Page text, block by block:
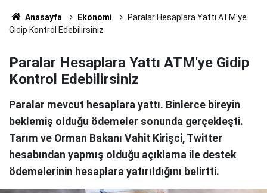
Anasayfa Ekonomi
Paralar Hesaplara Yattı ATM'ye
Gidip Kontrol Edebilirsiniz
Paralar Hesaplara Yattı ATM'ye Gidip
Kontrol Edebilirsiniz
Paralar mevcut hesaplara yattı. Binlerce bireyin
beklemiş olduğu ödemeler sonunda gerçekleşti.
Tarım ve Orman Bakanı Vahit Kirişci, Twitter
hesabından yapmış olduğu açıklama ile destek
ödemelerinin hesaplara yatırıldığını belirtti.